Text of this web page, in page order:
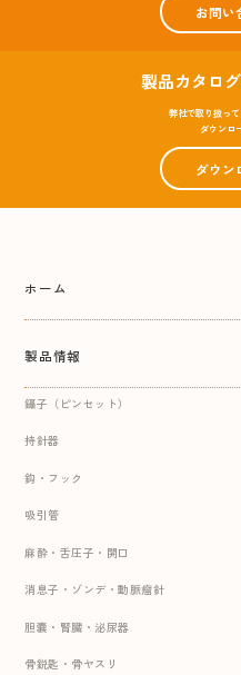
お問い
製品カタロ
弊社で取り扱っ
ダウンロ
ダウン
ホーム
製品情報
鑷子（ピンセット）
持針器
鈎・フック
吸引管
麻酔・舌圧子・開口
消息子・ゾンデ・動脈瘤針
胆嚢・腎臓・泌尿器
骨鋭匙・骨ヤスリ